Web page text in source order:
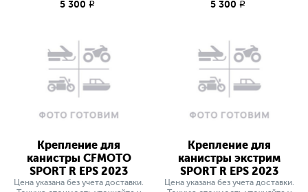
5 300 q 5 300 q
Крепление для
канистры CFMOTO
SPORT R EPS 2023
Цена указана без учета доставки.
Крепление для
канистры экстрим
SPORT R EPS 2023
Цена указана без учета доставки.